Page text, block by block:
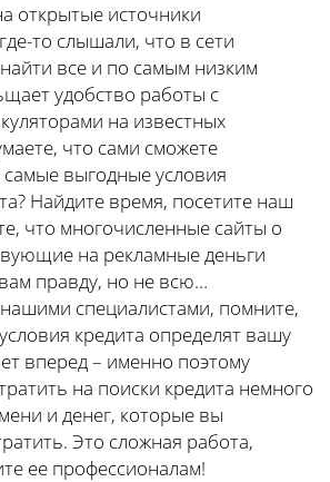
открытые источники
то слышали, что в сети
все и по самым низким
удобство работы с
на известных
что сами сможете
самые выгодные условия
Найдите время, посетите наш
что многочисленные сайты о
на рекламные деньги
правду, но не всю…
специалистами, помните,
кредита определят вашу
вперед – именно поэтому
на поиски кредита немного
и денег, которые вы
Это сложная работа,
ее профессионалам!